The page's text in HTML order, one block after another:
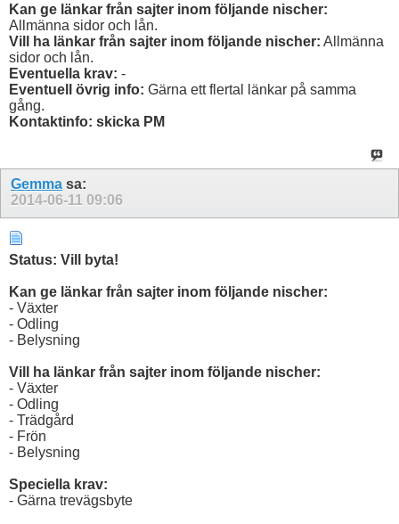
Kan ge länkar från sajter inom följande nischer:
Allmänna sidor och lån.
Vill ha länkar från sajter inom följande nischer: Allmänna
sidor och lån.
Eventuella krav: -
Eventuell övrig info: Gärna ett flertal länkar på samma
gång.
Kontaktinfo: skicka PM
Gemma sa:
2014-06-11 09:06
Status: Vill byta!
Kan ge länkar från sajter inom följande nischer:
- Växter
- Odling
- Belysning
Vill ha länkar från sajter inom följande nischer:
- Växter
- Odling
- Trädgård
- Frön
- Belysning
Speciella krav:
- Gärna trevägsbyte